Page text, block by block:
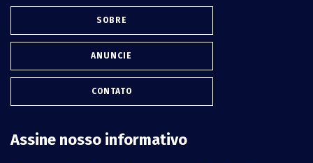
SOBRE
ANUNCIE
CONTATO
Assine nosso informativo